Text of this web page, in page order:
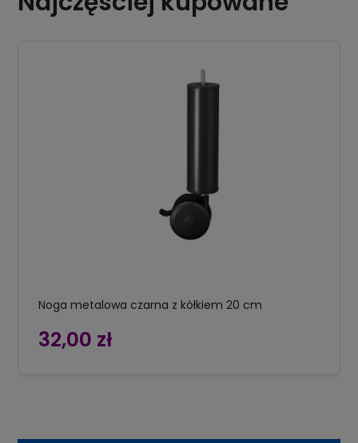
Noga metalowa czarna z kółkiem 20 cm
32,00 zł